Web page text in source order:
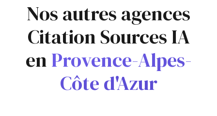
Nos autres agences
Citation Sources IA
en Provence-Alpes-
Côte d'Azur